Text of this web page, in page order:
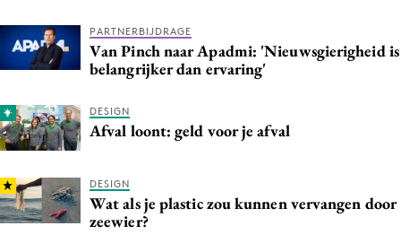
PARTNERBIJDRAGE
Van Pinch naar Apadmi: 'Nieuwsgierigheid is
belangrijker dan ervaring'
DESIGN
Afval loont: geld voor je afval
DESIGN
Wat als je plastic zou kunnen vervangen door
zeewier?